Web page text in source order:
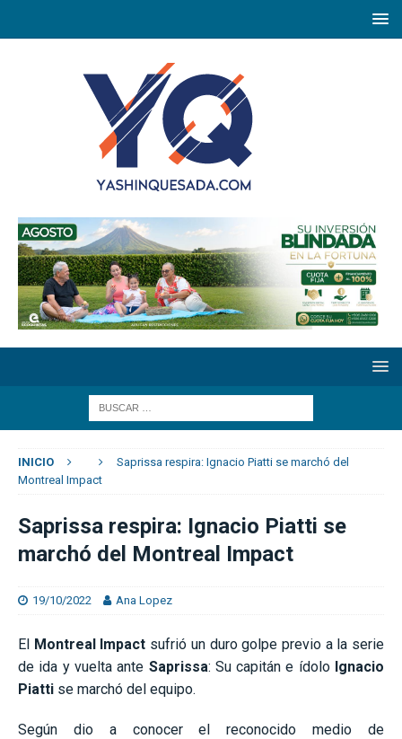
INICIO
Saprissa respira: Ignacio Piatti se marchó del
Montreal Impact
Saprissa respira: Ignacio Piatti se
marchó del Montreal Impact
19/10/2022 Ana Lopez
El Montreal Impact sufrió un duro golpe previo a la serie
de ida y vuelta ante Saprissa: Su capitán e ídolo Ignacio
Piatti se marchó del equipo.
Según dio a conocer el reconocido medio de